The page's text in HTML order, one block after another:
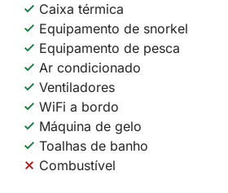
Caixa térmica
Equipamento de snorkel
Equipamento de pesca
Ar condicionado
Ventiladores
WiFi a bordo
Máquina de gelo
Toalhas de banho
Combustível